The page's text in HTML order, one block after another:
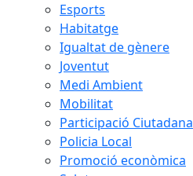
Esports
Habitatge
Igualtat de gènere
Joventut
Medi Ambient
Mobilitat
Participació Ciutadana
Policia Local
Promoció econòmica